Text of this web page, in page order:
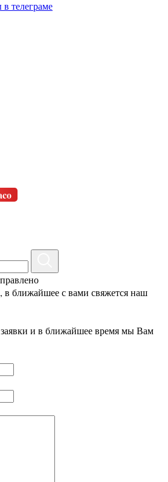
в ближайшее с вами свяжется наш
и в ближайшее время мы Вам